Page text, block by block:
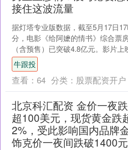
接住这波流量
据灯塔专业版数据，截至5月17日
分，电影《给阿嬷的情书》综合票
（含预售）已突破4.8亿元。影片上
来口碑一路走高，主创也受到了不少
友关注。 据《....
牛跟投
查看： 64 分类： 股票配资开户
北京科汇配资 金价一夜跌
超100美元，现货黄金跌
2%，受此影响国内品牌
饰克价一夜间跌破1400元